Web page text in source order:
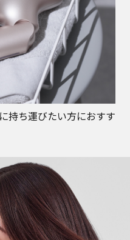
持ち運びたい方におすす